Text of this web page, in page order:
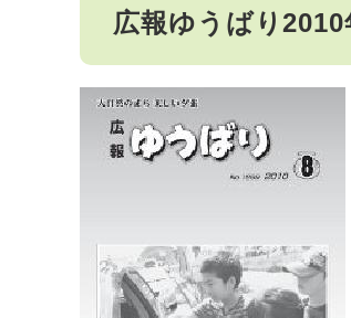
広報ゆうばり2010